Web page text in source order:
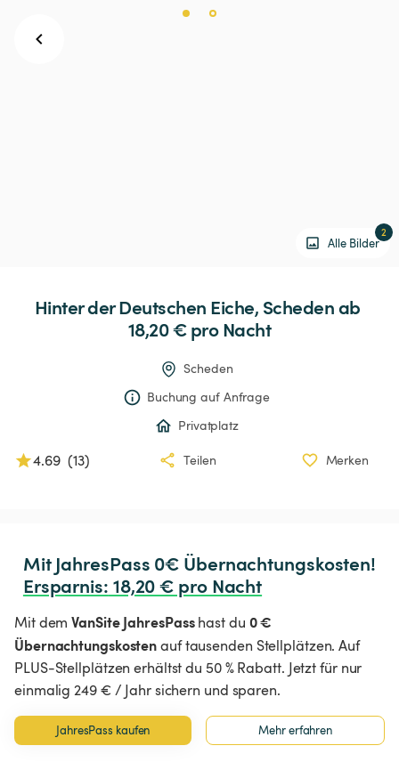
Alle Bilder
2
HinterderDeutschen Eiche, Scheden ab
18,20 € pro Nacht
Scheden
Buchung auf Anfrage
Privatplatz
4.69 (13) Teilen Merken
Ersparnis: 18,20 € pro Nacht
Mit demVanSite JahresPasshast du 0 €
Übernachtungskostenauf tausenden Stellplätzen. Auf
PLUS-Stellplätzen erhältst du 50 % Rabatt. Jetzt für nur
einmalig 249 € / Jahr sichern und sparen.
JahresPass kaufen Mehr erfahren